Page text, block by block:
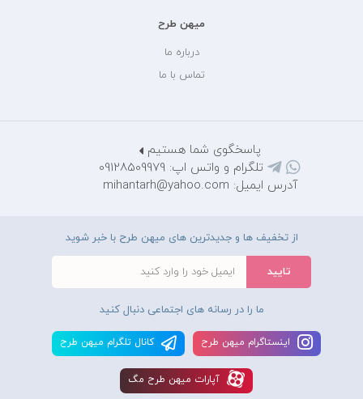
میهن طرح
درباره ما
تماس با ما
پاسخگوی شما هستیم
تلگرام و واتس اپ: 09128509979
آدرس ایمیل: mihantarh@yahoo.com
از تخفیف ها و جدیدترین های میهن طرح با خبر شوید
ما را در رسانه های اجتماعی دنبال کنید
اينستاگرام ميهن طرح کانال تلگرام ميهن طرح
آپارات ميهن طرح مگ